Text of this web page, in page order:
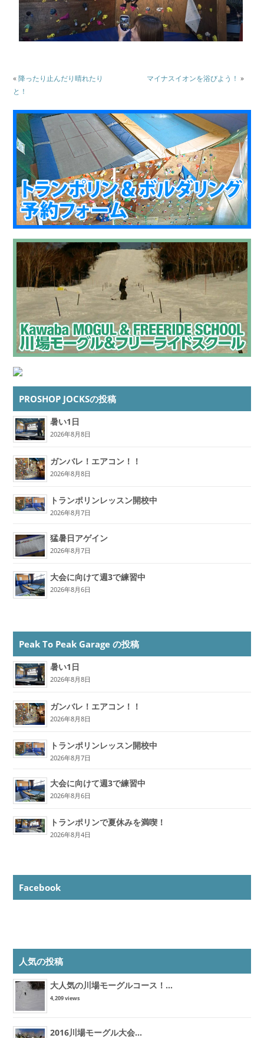
«降ったり止んだり晴れたり
と！
マイナスイオンを浴びよう！ »
PROSHOP JOCKSの投稿
暑い1日
2026年8月8日
ガンバレ！エアコン！！
2026年8月8日
トランポリンレッスン開校中
2026年8月7日
猛暑日アゲイン
2026年8月7日
大会に向けて週3で練習中
2026年8月6日
Peak To Peak Garage の投稿
暑い1日
2026年8月8日
ガンバレ！エアコン！！
2026年8月8日
トランポリンレッスン開校中
2026年8月7日
大会に向けて週3で練習中
2026年8月6日
トランポリンで夏休みを満喫！
2026年8月4日
Facebook
人気の投稿
大人気の川場モーグルコース！...
4,209 views
2016川場モーグル大会...